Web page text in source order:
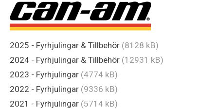
2025 - Fyrhjulingar & Tillbehör (8128 kB)
2024 - Fyrhjulingar & Tillbehör (12931 kB)
2023 - Fyrhjulingar (4774 kB)
2022 - Fyrhjulingar (9336 kB)
2021 - Fyrhjulingar (5714 kB)